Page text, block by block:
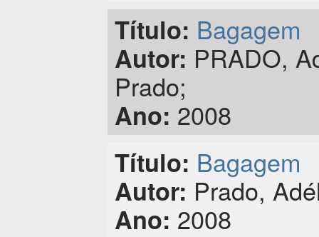
Título: Bagagem
Autor: PRADO,
Prado;
Ano: 2008
Título: Bagagem
Autor: Prado,
Ano: 2008